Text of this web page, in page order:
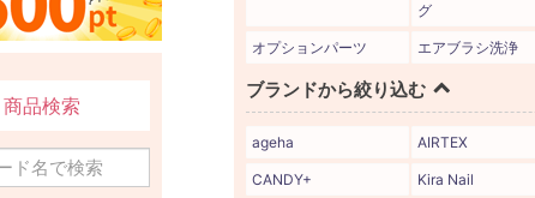
グ
オプションパーツ エアブラシ洗浄
ブランドから絞り込む
ageha AIRTEX
CANDY+ Kira Nail
商品検索